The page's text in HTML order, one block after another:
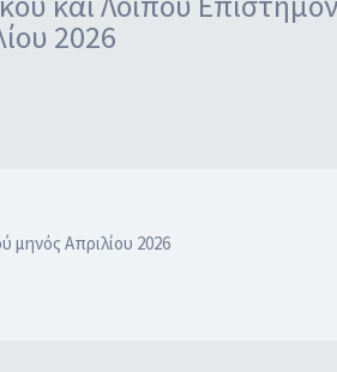
2026
Απριλίου 2026